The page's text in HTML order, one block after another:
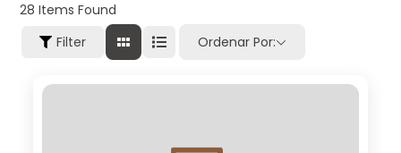
28 Items Found
Filter
Ordenar Por: